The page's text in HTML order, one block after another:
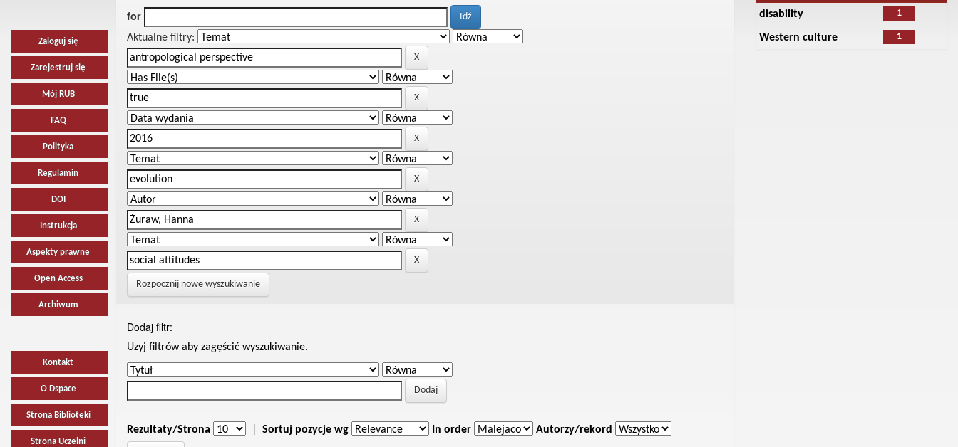
Zaloguj się
Zarejestruj się
Mój RUB
FAQ
Polityka
Regulamin
DOI
Instrukcja
Aspekty prawne
Open Access
Archiwum
Kontakt
O Dspace
Strona Biblioteki
Strona Uczelni
for
Aktualne filtry:
Rozpocznij nowe wyszukiwanie
Dodaj filtr:
Uzyj filtrów aby zagęścić wyszukiwanie.
Rezultaty/Strona Sortuj pozycje wg In order Autorzy/rekord
1
disability
1
Western culture